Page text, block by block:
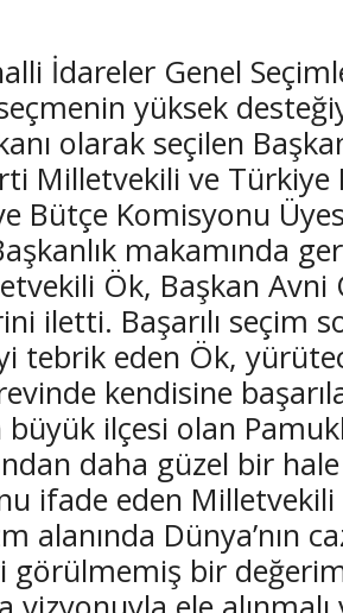
İdareler Genel
yüksek
olarak seçilen
Milletvekili ve
Bütçe Komisyonu
makamında
Ök, Başkan Avni
iletti. Başarılı seçim
tebrik eden Ök,
kendisine
büyük ilçesi olan
daha güzel bir hale
ifade eden
alanında Dünya’nın
görülmemiş bir
Günlük Yorumu
(21 Mart - 20
Koç